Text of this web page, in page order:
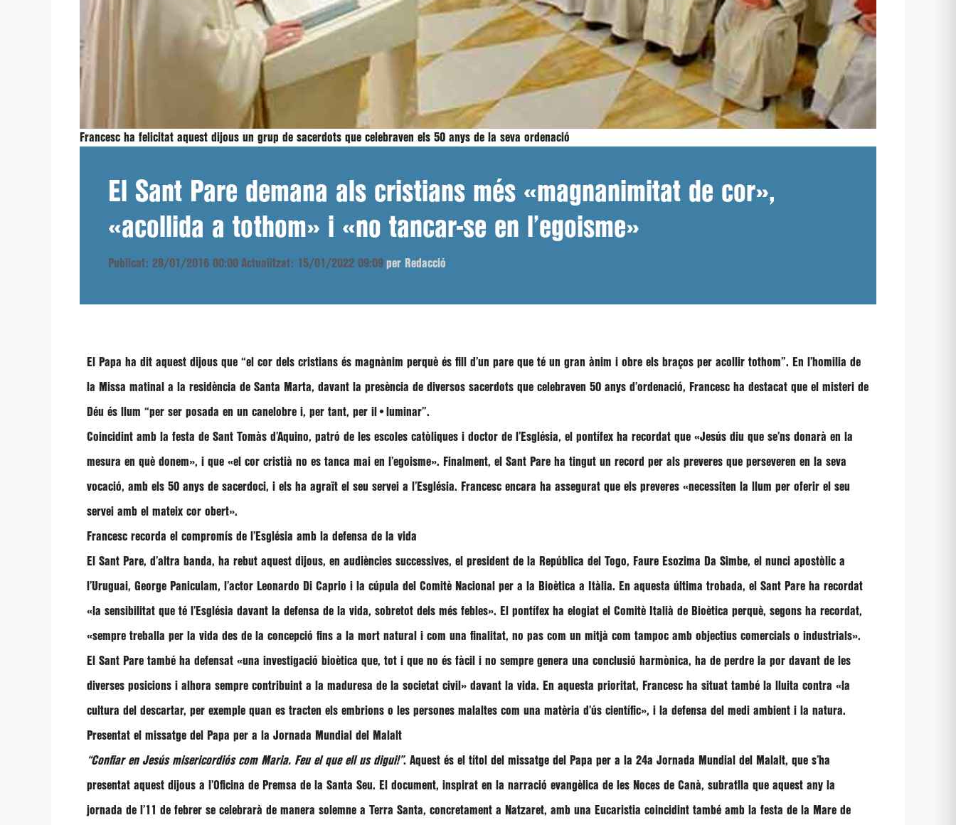
Francesc ha felicitat aquest dijous un grup de sacerdots que celebraven els 50 anys de la seva ordenació
El Sant Pare demana als cristians més «magnanimitat de cor»,
«acollida a tothom» i «no tancar-se en l’egoisme»
Publicat: 28/01/2016 00:00 Actualitzat: 15/01/2022 09:09 per Redacció
El Papa ha dit aquest dijous que “el cor dels cristians és magnànim perquè és fill d’un pare que té un gran ànim i obre els braços per acollir tothom”. En l’homilia de
la Missa matinal a la residència de Santa Marta, davant la presència de diversos sacerdots que celebraven 50 anys d’ordenació, Francesc ha destacat que el misteri de
Déu és llum “per ser posada en un canelobre i, per tant, per il•luminar”.
Coincidint amb la festa de Sant Tomàs d’Aquino, patró de les escoles catòliques i doctor de l’Església, el pontífex ha recordat que «Jesús diu que se’ns donarà en la
mesura en què donem», i que «el cor cristià no es tanca mai en l’egoisme». Finalment, el Sant Pare ha tingut un record per als preveres que perseveren en la seva
vocació, amb els 50 anys de sacerdoci, i els ha agraït el seu servei a l’Església. Francesc encara ha assegurat que els preveres «necessiten la llum per oferir el seu
servei amb el mateix cor obert».
Francesc recorda el compromís de l’Església amb la defensa de la vida
El Sant Pare, d’altra banda, ha rebut aquest dijous, en audiències successives, el president de la República del Togo, Faure Esozima Da Simbe, el nunci apostòlic a
l’Uruguai, George Paniculam, l’actor Leonardo Di Caprio i la cúpula del Comitè Nacional per a la Bioètica a Itàlia. En aquesta última trobada, el Sant Pare ha recordat
«la sensibilitat que té l’Església davant la defensa de la vida, sobretot dels més febles». El pontífex ha elogiat el Comitè Italià de Bioètica perquè, segons ha recordat,
«sempre treballa per la vida des de la concepció fins a la mort natural i com una finalitat, no pas com un mitjà com tampoc amb objectius comercials o industrials».
El Sant Pare també ha defensat «una investigació bioètica que, tot i que no és fàcil i no sempre genera una conclusió harmònica, ha de perdre la por davant de les
diverses posicions i alhora sempre contribuint a la maduresa de la societat civil» davant la vida. En aquesta prioritat, Francesc ha situat també la lluita contra «la
cultura del descartar, per exemple quan es tracten els embrions o les persones malaltes com una matèria d’ús científic», i la defensa del medi ambient i la natura.
Presentat el missatge del Papa per a la Jornada Mundial del Malalt
“Confiar en Jesús misericordiós com Maria. Feu el que ell us digui!”. Aquest és el títol del missatge del Papa per a la 24a Jornada Mundial del Malalt, que s’ha
presentat aquest dijous a l’Oficina de Premsa de la Santa Seu. El document, inspirat en la narració evangèlica de les Noces de Canà, subratlla que aquest any la
jornada de l’11 de febrer se celebrarà de manera solemne a Terra Santa, concretament a Natzaret, amb una Eucaristia coincidint també amb la festa de la Mare de